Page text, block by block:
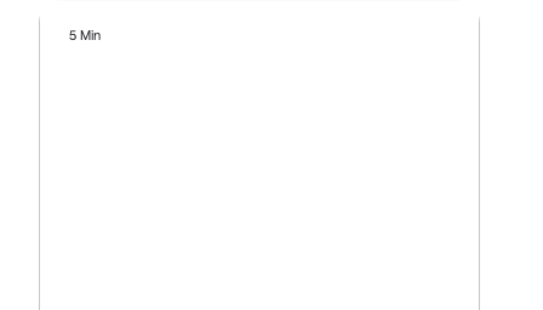
5 Min